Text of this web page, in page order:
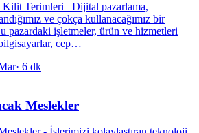
Kilit Terimleri– Dijital pazarlama,
ve çokça kullanacağımız bir
pazardaki işletmeler, ürün ve hizmetleri
cep…
· 6 dk
Meslekler